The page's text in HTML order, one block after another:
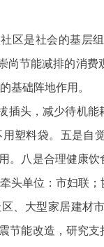
是社会的基层
尚节能减排的消费
基础阵地作用。
头，减少待机能
塑料袋。五是
八是合理健康
头单位：市妇联
大型家居建材
节能改造，研究